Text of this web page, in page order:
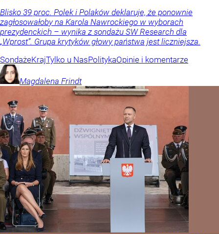
Blisko 39 proc. Polek i Polaków deklaruje, że ponownie
zagłosowałoby na Karola Nawrockiego w wyborach
prezydenckich – wynika z sondażu SW Research dla
„Wprost”. Grupa krytyków głowy państwa jest liczniejsza.
SondażeKrajTylko u NasPolitykaOpinie i komentarze
Magdalena Frindt